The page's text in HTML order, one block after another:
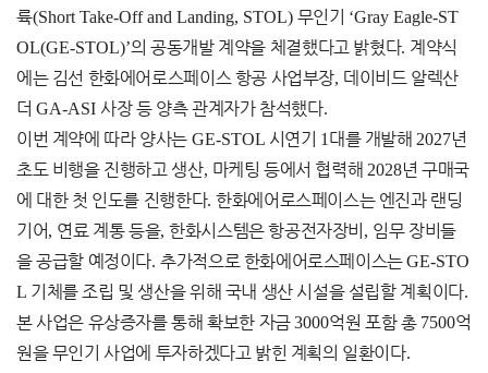
륙(Short Take-Off and Landing, STOL) 무인기 ‘Gray Eagle-ST
OL(GE-STOL)’의 공동개발 계약을 체결했다고 밝혔다. 계약식
에는 김선 한화에어로스페이스 항공 사업부장, 데이비드 알렉산
더GA-ASI사장 등 양측 관계자가 참석했다.
이번 계약에 따라 양사는 GE-STOL 시연기 1 대를 개발해2027년
초도 비행을 진행하고 생산, 마케팅 등에서 협력해 2028년 구매국
에 대한 첫 인도를 진행한다.한화에어로스페이스는 엔진과 랜딩
기어, 연료 계통 등을,한화시스템은 항공전자장비 , 임무 장비들
을 공급할 예정이다.추가적으로 한화에어로스페이스는GE-STO
L 기체를 조립 및 생산을 위해 국내 생산 시설을 설립할 계획이다.
본 사업은 유상증자를 통해 확보한 자금3000억원 포함 총 7500억
원을 무인기 사업에 투자하겠다고 밝힌 계획의 일환이다.